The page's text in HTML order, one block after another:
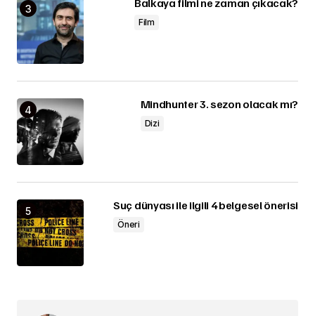
Balkaya filmi ne zaman çıkacak?
Film
Mindhunter 3. sezon olacak mı?
Dizi
Suç dünyası ile ilgili 4 belgesel önerisi
Öneri